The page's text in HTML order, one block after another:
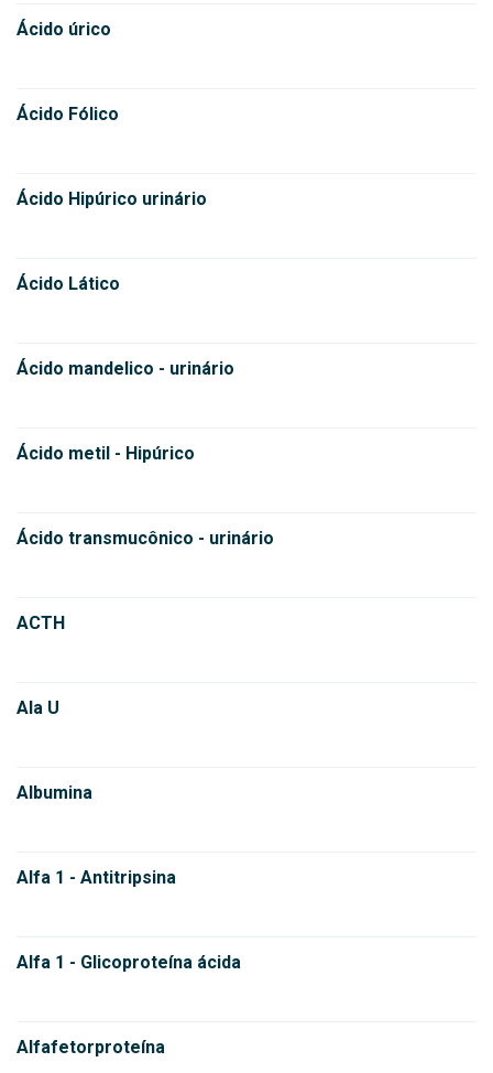
Ácido úrico
Ácido Fólico
Ácido Hipúrico urinário
Ácido Lático
Ácido mandelico - urinário
Ácido metil - Hipúrico
Ácido transmucônico - urinário
ACTH
Ala U
Albumina
Alfa 1 - Antitripsina
Alfa 1 - Glicoproteína ácida
Alfafetorproteína